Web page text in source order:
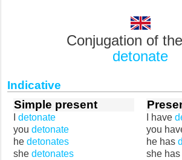
Conjugation of
detonate
Indicative
Simple present
detonate
you detonate
he detonates
she detonates
I have
you
he has
she has